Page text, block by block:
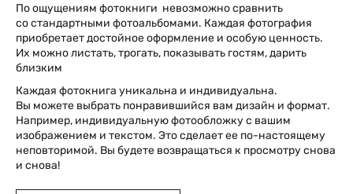
По ощущениям фотокниги невозможно сравнить
со стандартными фотоальбомами. Каждая фотография
приобретает достойное оформление и особую ценность.
Их можно листать, трогать, показывать гостям, дарить
близким
Каждая фотокнига уникальна и индивидуальна.
Вы можете выбрать понравившийся вам дизайн и формат.
Например, индивидуальную фотообложку с вашим
изображением и текстом. Это сделает ее по-настоящему
неповторимой. Вы будете возвращаться к просмотру снова
и снова!